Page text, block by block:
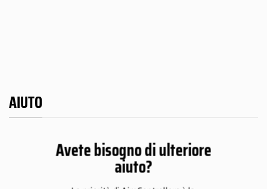
AIUTO
Avete bisogno di ulteriore
aiuto?